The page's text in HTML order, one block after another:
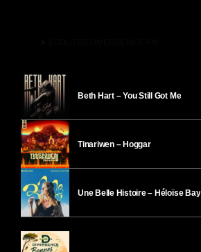
Beth Hart – You Still Got Me
Tinariwen – Hoggar
Une Belle Histoire – Héloïse Bay